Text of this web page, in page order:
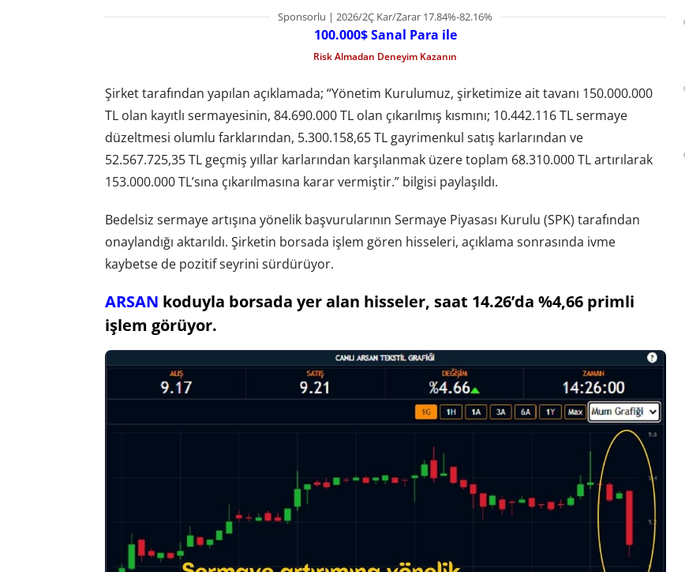
Sponsorlu | 2026/2Ç Kar/Zarar 17.84%-82.16%
100.000$ Sanal Para ile
Risk Almadan Deneyim Kazanın
Şirket tarafından yapılan açıklamada; “Yönetim Kurulumuz, şirketimize ait tavanı 150.000.000
TL olan kayıtlı sermayesinin, 84.690.000 TL olan çıkarılmış kısmını; 10.442.116 TL sermaye
düzeltmesi olumlu farklarından, 5.300.158,65 TL gayrimenkul satış karlarından ve
52.567.725,35 TL geçmiş yıllar karlarından karşılanmak üzere toplam 68.310.000 TL artırılarak
153.000.000 TL’sına çıkarılmasına karar vermiştir.” bilgisi paylaşıldı.
Bedelsiz sermaye artışına yönelik başvurularının Sermaye Piyasası Kurulu (SPK) tarafından
onaylandığı aktarıldı. Şirketin borsada işlem gören hisseleri, açıklama sonrasında ivme
kaybetse de pozitif seyrini sürdürüyor.
ARSAN koduyla borsada yer alan hisseler, saat 14.26’da %4,66 primli
işlem görüyor.